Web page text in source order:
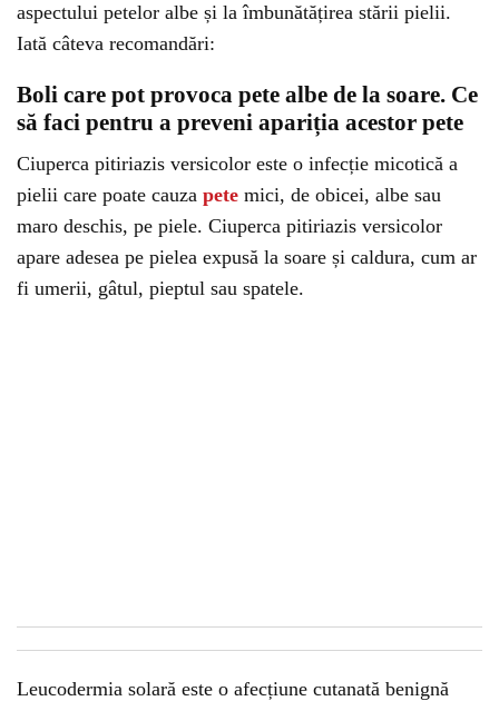
aspectului petelor albe și la îmbunătățirea stării pielii.
Iată câteva recomandări:
Boli care pot provoca pete albe de la soare. Ce
să faci pentru a preveni apariția acestor pete
Ciuperca pitiriazis versicolor este o infecție micotică a
pielii care poate cauza pete mici, de obicei, albe sau
maro deschis, pe piele. Ciuperca pitiriazis versicolor
apare adesea pe pielea expusă la soare și caldura, cum ar
fi umerii, gâtul, pieptul sau spatele.
Leucodermia solară este o afecțiune cutanată benignă